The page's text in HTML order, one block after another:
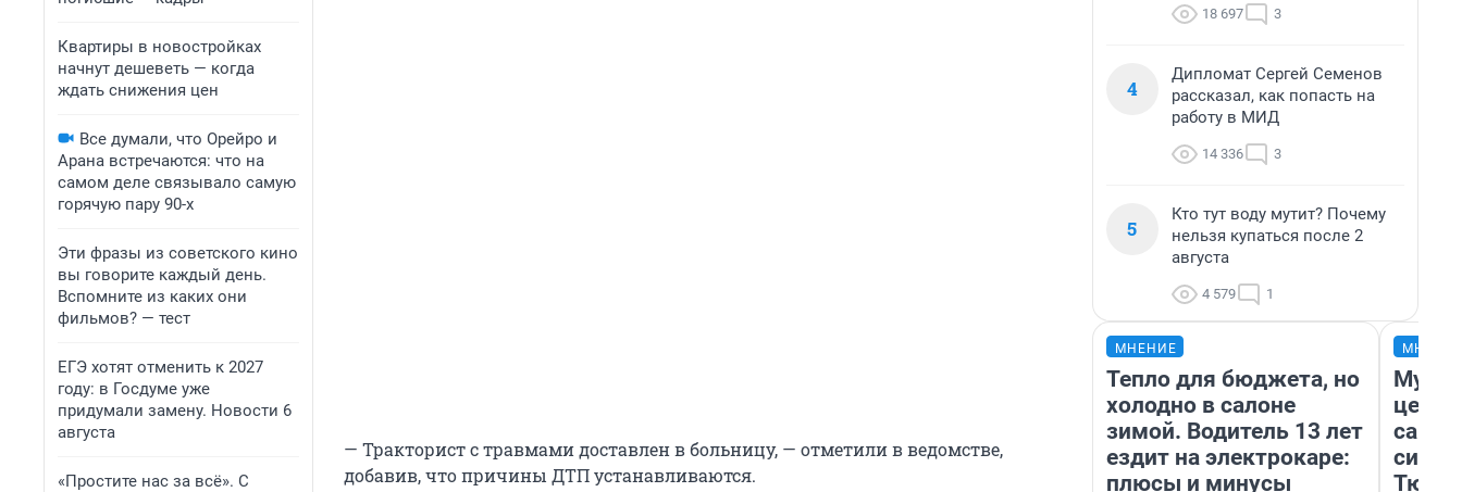
Квартиры в новостройках
начнут дешеветь — когда
ждать снижения цен
Все думали, что Орейро и
Арана встречаются: что на
самом деле связывало самую
горячую пару 90-х
Эти фразы из советского кино
вы говорите каждый день.
Вспомните из каких они
фильмов? — тест
ЕГЭ хотят отменить к 2027
году: в Госдуме уже
придумали замену. Новости 6
августа
«Простите нас за всё». С
— Тракторист с травмами доставлен в больницу, — отметили в ведомстве,
добавив, что причины ДТП устанавливаются.
18 697 3
4
Дипломат Сергей Семенов
рассказал, как попасть на
работу в МИД
14 336 3
5
Кто тут воду мутит? Почему
нельзя купаться после 2
августа
4 579 1
МНЕНИЕ
Тепло для бюджета, но
холодно в салоне
зимой. Водитель 13 лет
ездит на электрокаре:
плюсы и минусы